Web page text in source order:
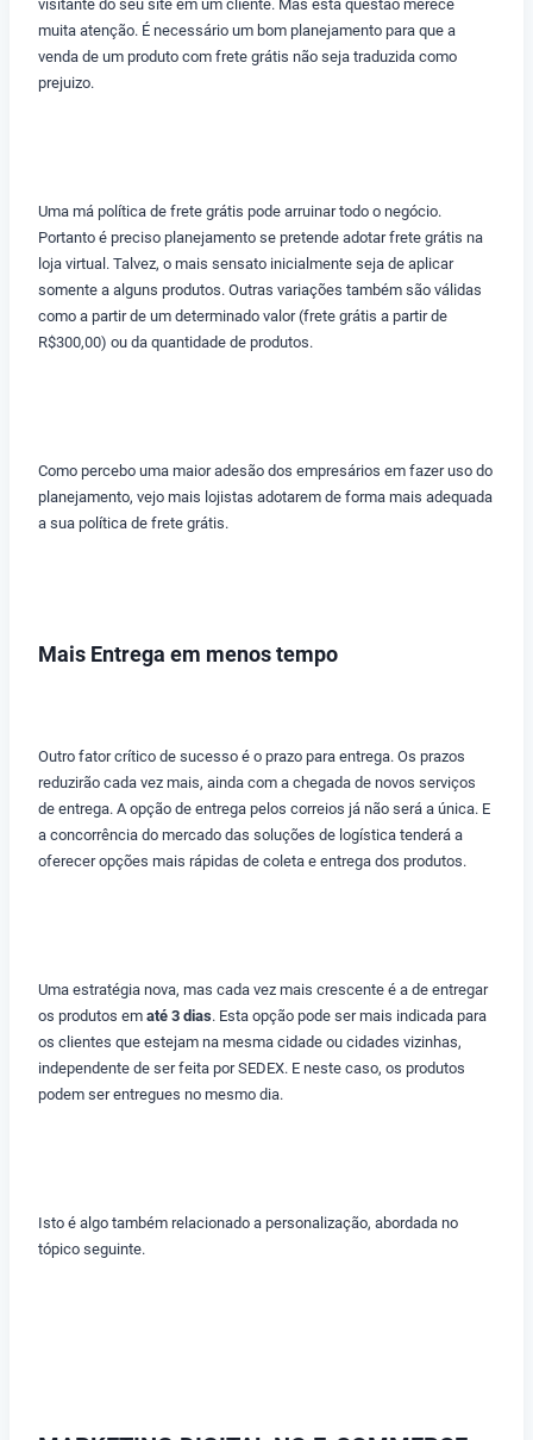
visitante do seu site em um cliente. Mas esta questão merece
muita atenção. É necessário um bom planejamento para que a
venda de um produto com frete grátis não seja traduzida como
prejuizo.
Uma má política de frete grátis pode arruinar todo o negócio.
Portanto é preciso planejamento se pretende adotar frete grátis na
loja virtual. Talvez, o mais sensato inicialmente seja de aplicar
somente a alguns produtos. Outras variações também são válidas
como a partir de um determinado valor (frete grátis a partir de
R$300,00) ou da quantidade de produtos.
Como percebo uma maior adesão dos empresários em fazer uso do
planejamento, vejo mais lojistas adotarem de forma mais adequada
a sua política de frete grátis.
Mais Entrega em menos tempo
Outro fator crítico de sucesso é o prazo para entrega. Os prazos
reduzirão cada vez mais, ainda com a chegada de novos serviços
de entrega. A opção de entrega pelos correios já não será a única. E
a concorrência do mercado das soluções de logística tenderá a
oferecer opções mais rápidas de coleta e entrega dos produtos.
Uma estratégia nova, mas cada vez mais crescente é a de entregar
os produtos em até 3 dias. Esta opção pode ser mais indicada para
os clientes que estejam na mesma cidade ou cidades vizinhas,
independente de ser feita por SEDEX. E neste caso, os produtos
podem ser entregues no mesmo dia.
Isto é algo também relacionado a personalização, abordada no
tópico seguinte.